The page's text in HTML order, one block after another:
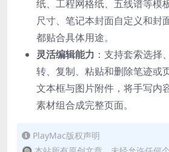
纸、工程网格纸、五线谱等模
尺寸、笔记本封面自定义和封
都贴合具体用途。
灵活编辑能力 ：支持套索选择
转、复制、粘贴和删除笔迹或
文本框与图片附件，将手写内
素材组合成完整页面。
PlayMac版权声明